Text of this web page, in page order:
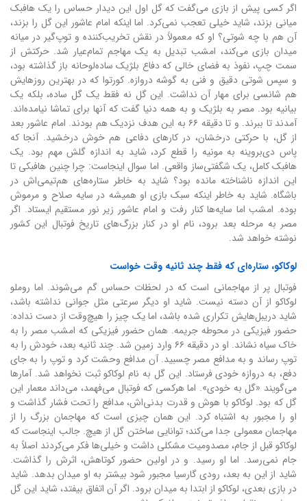
اگر کسی پیش از بازی می‌گفت که گل اول این دیدار حساس را یک هافبک
میانی بزند، شاید خیلی تعجب نمی‌کرد. اما اینکه امام عاشور این گل را بزند،
آن هم با چه شوتی؟ او که معمولاً در نقش تخریب‌کننده و توپ‌گیر در میانه
میدان بازی می‌کند، امشب تبدیل به یک مهاجم تمام‌عیار شد. حرکتش از
سمت چپ، نفوذ به فضای خالی که دفاع بلژیک ساده‌لوحانه باز گذاشته بود،
و سپس شوتی دقیق و فنی به گوشه دروازه. کورتوا که در بهترین روزهایش
هم شانسی برای مهار آن نداشت. این گل نه فقط یک گل ساده، بلکه یک
بیانیه بود. مصر به بلژیک و به همه دنیا گفت که آنها برای تماشا نیامده‌اند.
آمدند تا ببرند. و تا دقیقه ۶۶ به این هدف نزدیک هم بودند. امام عاشور بعد
از گل، با حرکتی درخشان، در کارهای دفاعی هم خوش درخشید. آنجا که
پاس دی‌بروینه به مونیه را قطع کرد، شاید به اندازه گلش مهم بود. یک
هافبک کامل، یک شگفتی‌ساز واقعی. اما سوال اینجاست: چرا چنین هافبکی تا
این اندازه ناشناخته مانده بود؟ شاید به خاطر ستاره‌های هم‌تیمی‌اش در
باشگاه. شاید به خاطر اینکه سبک بازی او همیشه در سایه صلاح و مرموش
بوده. امشب اما سایه‌ها کنار رفت و امام عاشور زیر نور مستقیم ایستاد. اگر
مصر به مرحله بعد برود، نام او در کنار بزرگ‌های تاریخ فوتبال این کشور
نوشته خواهد شد.
لوکاکو، ستاره‌ای که فقط چند ثانیه وقت خواست
فوتبال پر از مهاجمانی است که در لحظات حساس گم می‌شوند. اما روملو
لوکاکو از آن دسته نیست. شاید او دیگر سرعتی مثل جوانی نداشته باشد،
شاید دریبل‌هایش تکراری شده باشد، اما یک چیز را هیچ‌وقت از دست نداده:
حضور فیزیکی در محوطه جریمه. همان حضور فیزیکی که امشب مصر را به
خاک سیاه نشاند. او در دقیقه ۶۶ وارد زمین شد. چند ثانیه بعد، خودش را به
توپ رساند و به مدافع مصر چسبید. آن مدافع وحشت کرد و توپ را به جای
دفع، به دروازه خودی فرستاد. این گل به نام لوکاکو ثبت نخواهد شد. آمارها
می‌گویند «گل به خودی». اما هرکسی که فوتبال می‌فهمد، می‌داند معمار این
گل که بود. لوکاکو با هوش و قدرت بدنی‌اش، مدافع را تحت فشار گذاشت و
او را مجبور به اشتباه کرد. این همان چیزی است که مهاجمان بزرگ را از
مهاجمان معمولی جدا می‌کند؛ توانایی ساختن گل از هیچ. جالب اینجاست که
لوکاکو قبل از جام، مصدومیت مشکلی داشت و خیلی‌ها فکر می‌کردند اصلاً به
جام نمی‌رسد. اما او رسید. و در اولین حضور کوتاهش، اثرش را گذاشت.
شاید از این به بعد، رودی گارسیا مجبور شود بیشتر به او میدان بدهد. شاید
در بازی بعدی، لوکاکو از ابتدا به میدان برود. اگر آن اتفاق بیفتد، شاید این گل